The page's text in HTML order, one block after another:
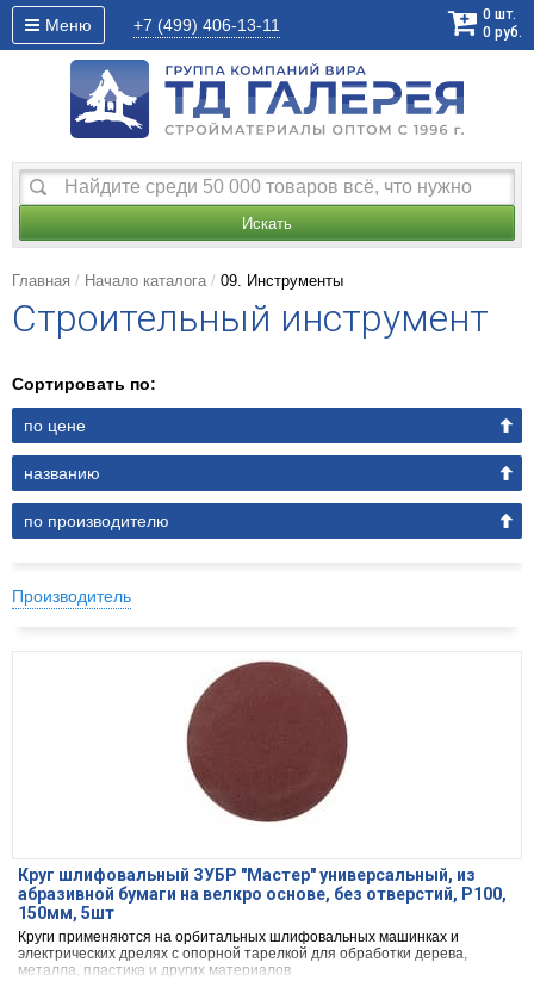
Меню +7 (499) 406-13-11
0 шт.
0 руб.
Искать
Главная Начало каталога 09. Инструменты
Строительный инструмент
Сортировать по:
по цене
названию
по производителю
Производитель
Круг шлифовальный ЗУБР ″Мастер″ универсальный, из
абразивной бумаги на велкро основе, без отверстий, Р100,
150мм, 5шт
Круги применяются на орбитальных шлифовальных машинках и
электрических дрелях с опорной тарелкой для обработки дерева,
металла, пластика и других материалов